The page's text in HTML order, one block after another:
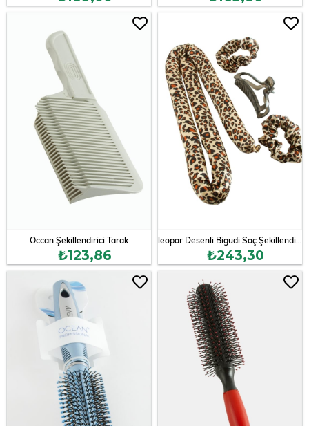
Occan Şekillendirici Tarak
₺123,86 ₺243,30